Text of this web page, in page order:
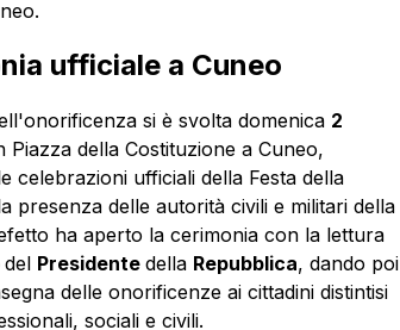
ufficiale a Cuneo
si è svolta domenica 2
Piazza della Costituzione a Cuneo,
celebrazioni ufficiali della Festa della
presenza delle autorità civili e militari della
ha aperto la cerimonia con la lettura
del Presidente della Repubblica, dando poi
delle onorificenze ai cittadini distintisi
sociali e civili.